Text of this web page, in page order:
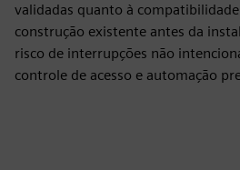
validadas quanto à
construção existente antes da
risco de interrupções não
controle de acesso e automação